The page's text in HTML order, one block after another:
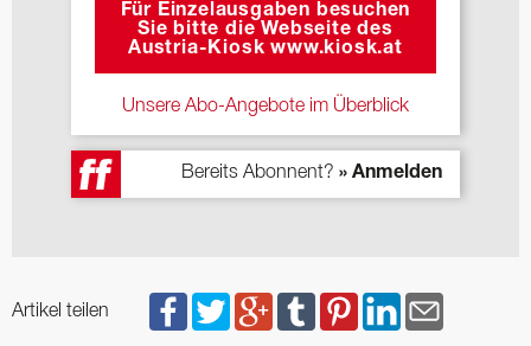
Für Einzelausgaben besuchen
Sie bitte die Webseite des
Austria-Kiosk www.kiosk.at
Unsere Abo-Angebote im Überblick
Bereits Abonnent? » Anmelden
Artikel teilen